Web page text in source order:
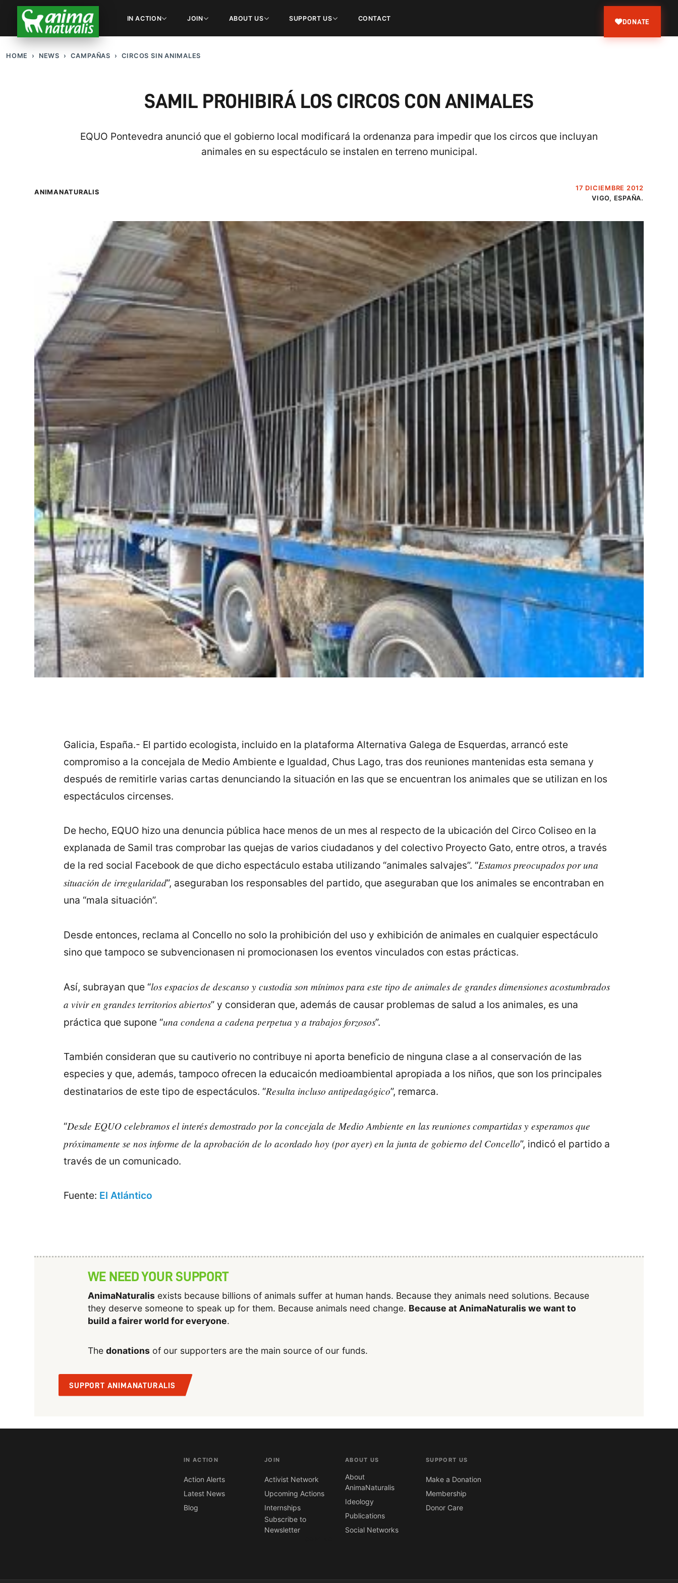
IN ACTION JOIN ABOUT US SUPPORT US CONTACT DONATE
HOME NEWS CAMPAÑAS CIRCOS SIN ANIMALES
SAMIL PROHIBIRÁ LOS CIRCOS CON ANIMALES
EQUO Pontevedra anunció que el gobierno local modificará la ordenanza para impedir que los circos que incluyan
animales en su espectáculo se instalen en terreno municipal.
ANIMANATURALIS
17 DICIEMBRE 2012
VIGO, ESPAÑA.
Galicia, España.- El partido ecologista, incluido en la plataforma Alternativa Galega de Esquerdas, arrancó este
compromiso a la concejala de Medio Ambiente e Igualdad, Chus Lago, tras dos reuniones mantenidas esta semana y
después de remitirle varias cartas denunciando la situación en las que se encuentran los animales que se utilizan en los
espectáculos circenses.
De hecho, EQUO hizo una denuncia pública hace menos de un mes al respecto de la ubicación del Circo Coliseo en la
explanada de Samil tras comprobar las quejas de varios ciudadanos y del colectivo Proyecto Gato, entre otros, a través
de la red social Facebook de que dicho espectáculo estaba utilizando “animales salvajes”. “Estamos preocupados por una
situación de irregularidad”, aseguraban los responsables del partido, que aseguraban que los animales se encontraban en
una “mala situación”.
Desde entonces, reclama al Concello no solo la prohibición del uso y exhibición de animales en cualquier espectáculo
sino que tampoco se subvencionasen ni promocionasen los eventos vinculados con estas prácticas.
Así, subrayan que “los espacios de descanso y custodia son mínimos para este tipo de animales de grandes dimensiones acostumbrados
a vivir en grandes territorios abiertos” y consideran que, además de causar problemas de salud a los animales, es una
práctica que supone “una condena a cadena perpetua y a trabajos forzosos”.
También consideran que su cautiverio no contribuye ni aporta beneficio de ninguna clase a al conservación de las
especies y que, además, tampoco ofrecen la educaicón medioambiental apropiada a los niños, que son los principales
destinatarios de este tipo de espectáculos. “Resulta incluso antipedagógico”, remarca.
“Desde EQUO celebramos el interés demostrado por la concejala de Medio Ambiente en las reuniones compartidas y esperamos que
próximamente se nos informe de la aprobación de lo acordado hoy (por ayer) en la junta de gobierno del Concello”, indicó el partido a
través de un comunicado.
Fuente: El Atlántico
WE NEED YOUR SUPPORT
AnimaNaturalisexists because billions of animals suffer at human hands. Because they animals need solutions. Because
they deserve someone to speak up for them. Because animals need change. Because at AnimaNaturalis we want to
build a fairer world for everyone.
The donationsof our supporters are the main source of our funds.
SUPPORT ANIMANATURALIS
IN ACTION
Action Alerts
Latest News
Blog
JOIN
Activist Network
Upcoming Actions
Internships
Subscribe to
Newsletter
ABOUT US
About
AnimaNaturalis
Ideology
Publications
Social Networks
SUPPORT US
Make a Donation
Membership
Donor Care